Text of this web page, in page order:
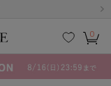
お気
に入
カー
ト
0